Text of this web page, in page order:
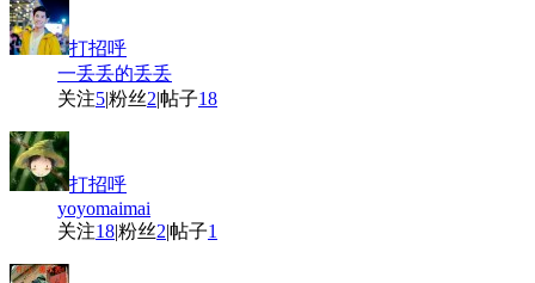
打招呼
一丢丢的丢丢
关注5|粉丝2|帖子18
打招呼
yoyomaimai
关注18|粉丝2|帖子1